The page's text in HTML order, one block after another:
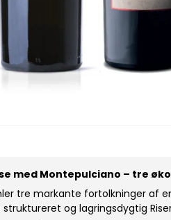
med Montepulciano – tre
tre markante fortolkninger af
struktureret og lagringsdygtig